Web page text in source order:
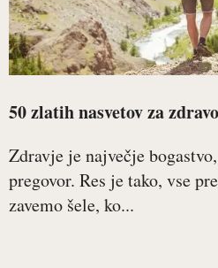
50 zlatih nasvetov za
Zdravje je največje
pregovor. Res je tako, vse
zavemo šele, ko...